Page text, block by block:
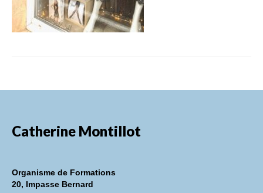
Catherine Montillot
Organisme de Formations
20, Impasse Bernard